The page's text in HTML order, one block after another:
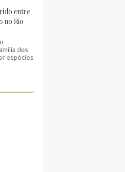
entre
no Rio
dos
espécies